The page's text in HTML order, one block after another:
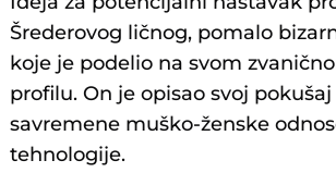
Šrederovog ličnog, pomalo
koje je podelio na svom
profilu. On je opisao svoj
savremene muško-ženske
tehnologije.